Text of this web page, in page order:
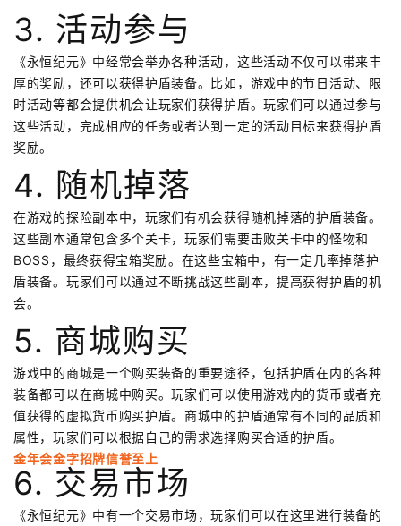
3. 活动参与
《永恒纪元》中经常会举办各种活动，这些活动不仅可以带来丰
厚的奖励，还可以获得护盾装备。比如，游戏中的节日活动、限
时活动等都会提供机会让玩家们获得护盾。玩家们可以通过参与
这些活动，完成相应的任务或者达到一定的活动目标来获得护盾
奖励。
4. 随机掉落
在游戏的探险副本中，玩家们有机会获得随机掉落的护盾装备。
这些副本通常包含多个关卡，玩家们需要击败关卡中的怪物和
BOSS，最终获得宝箱奖励。在这些宝箱中，有一定几率掉落护
盾装备。玩家们可以通过不断挑战这些副本，提高获得护盾的机
会。
5. 商城购买
游戏中的商城是一个购买装备的重要途径，包括护盾在内的各种
装备都可以在商城中购买。玩家们可以使用游戏内的货币或者充
值获得的虚拟货币购买护盾。商城中的护盾通常有不同的品质和
属性，玩家们可以根据自己的需求选择购买合适的护盾。
金年会金字招牌信誉至上
6. 交易市场
《永恒纪元》中有一个交易市场，玩家们可以在这里进行装备的